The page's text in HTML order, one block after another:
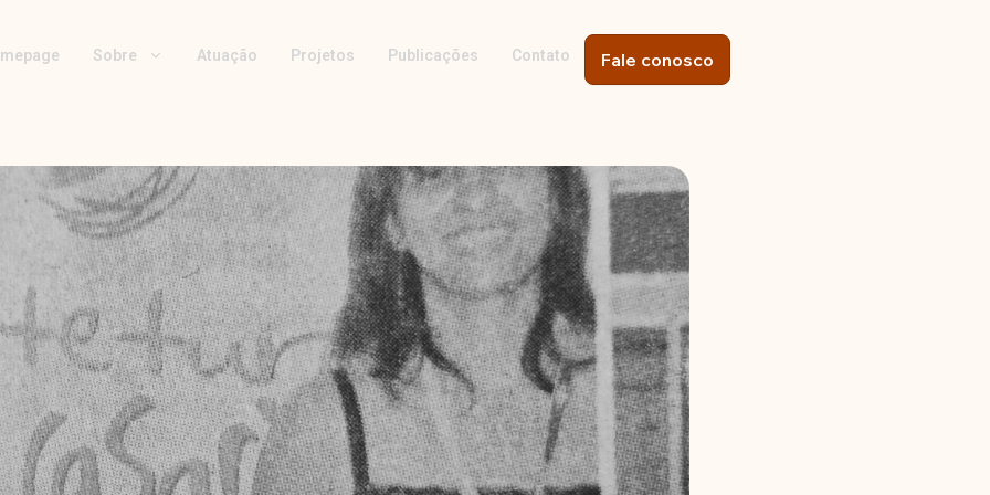
Sobre Atuação Projetos Publicações Contato Fale conosco